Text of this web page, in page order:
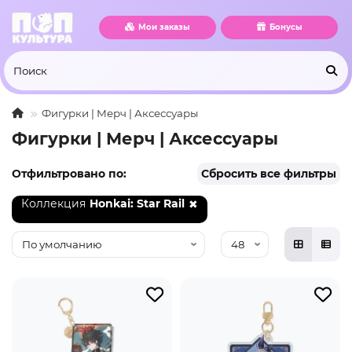
Мои заказы Бонусы
Фигурки | Мерч | Аксессуары
Фигурки | Мерч | Аксессуары
Отфильтровано по: Сбросить все фильтры
Коллекция Honkai: Star Rail